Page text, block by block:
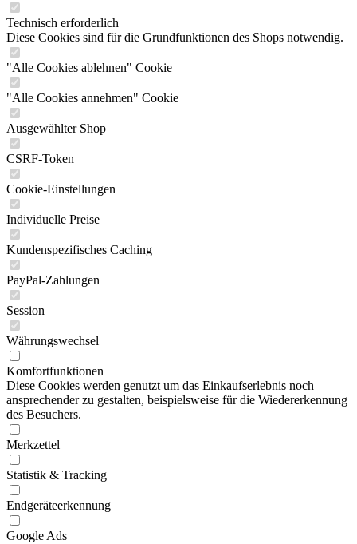
Technisch erforderlich
Diese Cookies sind für die Grundfunktionen des Shops notwendig.
"Alle Cookies ablehnen" Cookie
"Alle Cookies annehmen" Cookie
Ausgewählter Shop
CSRF-Token
Cookie-Einstellungen
Individuelle Preise
Kundenspezifisches Caching
PayPal-Zahlungen
Session
Währungswechsel
Komfortfunktionen
Diese Cookies werden genutzt um das Einkaufserlebnis noch
ansprechender zu gestalten, beispielsweise für die Wiedererkennung
des Besuchers.
Merkzettel
Statistik & Tracking
Endgeräteerkennung
Google Ads